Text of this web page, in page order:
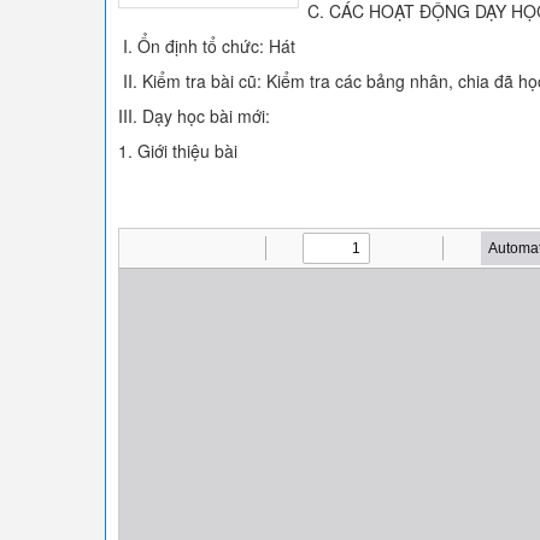
C. CÁC HOẠT ĐỘNG DẠY
I. Ổn định tổ chức: Hát
II. Kiểm tra bài cũ: Kiểm tra các bảng nhân, chia đã
III. Dạy học bài mới:
1. Giới thiệu bài